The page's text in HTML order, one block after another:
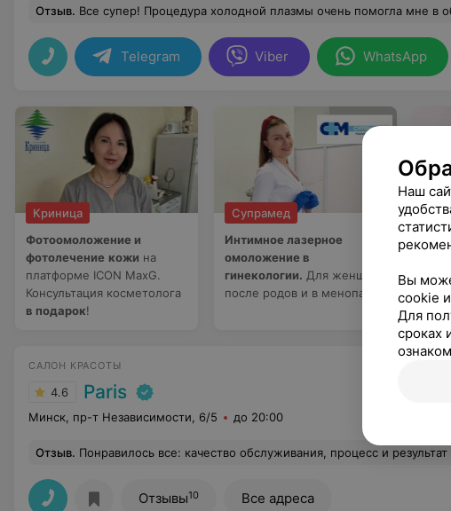
Отзыв. Все супер! Процедура холодной плазмы очень помогла мне в облегчении / улучшении ремиссии моего
Telegram Viber WhatsApp
Криница
Фотоомоложение и
фотолечение кожи на
платформе ICON MaxG.
Консультация косметолога
в подарок!
Супрамед
Интимное лазерное
омоложение в
гинекологии. Для женщин
после родов и в менопаузе
САЛОН КРАСОТЫ
4.6 Paris
Минск, пр-т Независимости, 6/5 до 20:00
Отзыв. Понравилось все: качество обслуживания, процесс и
Отзывы10 Все адреса
Наш
Вы
cookie
Для
сроках